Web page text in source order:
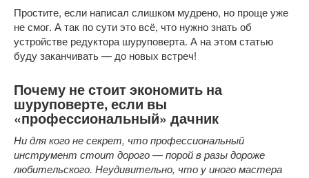
Простите, если написал слишком мудрено, но проще уже
не смог. А так по сути это всё, что нужно знать об
устройстве редуктора шуруповерта. А на этом статью
буду заканчивать — до новых встреч!
Почему не стоит экономить на
шуруповерте, если вы
«профессиональный» дачник
Ни для кого не секрет, что профессиональный
инструмент стоит дорого — порой в разы дороже
любительского. Неудивительно, что у иного мастера